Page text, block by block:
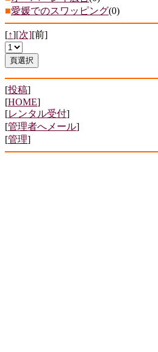
■愛媛でのスワッピング(0)
[↑][次][前]
[投稿]
[HOME]
[レンタル受付]
[管理者へメール]
[管理]